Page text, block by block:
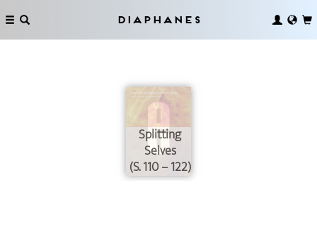
Diaphanes
Splitting
Selves
(S. 110 – 122)